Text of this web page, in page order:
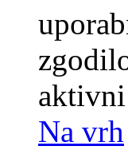
Na vrh